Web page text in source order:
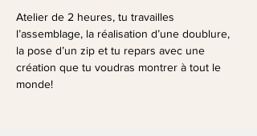
Atelier de 2 heures, tu travailles
l’assemblage, la réalisation d’une doublure,
la pose d’un zip et tu repars avec une
création que tu voudras montrer à tout le
monde!